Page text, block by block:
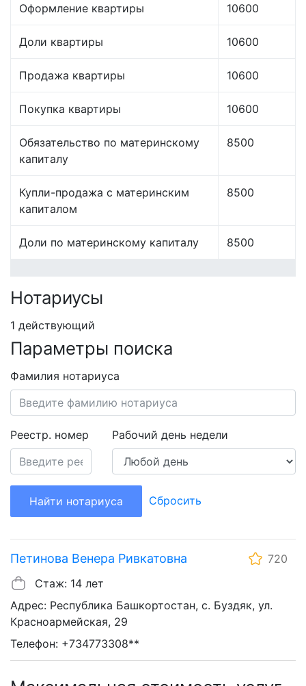
Оформление квартиры 10600
Доли квартиры 10600
Продажа квартиры 10600
Покупка квартиры 10600
Обязательство по материнскому
капиталу
8500
Купли-продажа с материнским
капиталом
8500
Доли по материнскому капиталу 8500
Нотариусы
1 действующий
Параметры поиска
Фамилия нотариуса
Реестр. номер Рабочий день недели
Найти нотариуса Сбросить
Петинова Венера Ривкатовна
720
Стаж: 14 лет
Адрес: Республика Башкортостан, с. Буздяк, ул.
Красноармейская, 29
Телефон: +734773308**